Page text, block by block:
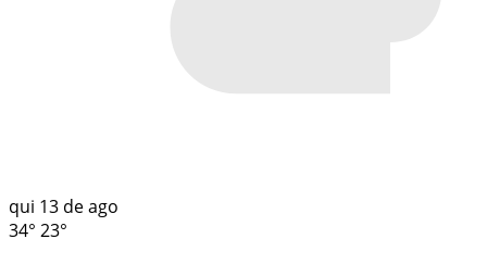
qui 13 de ago
34° 23°